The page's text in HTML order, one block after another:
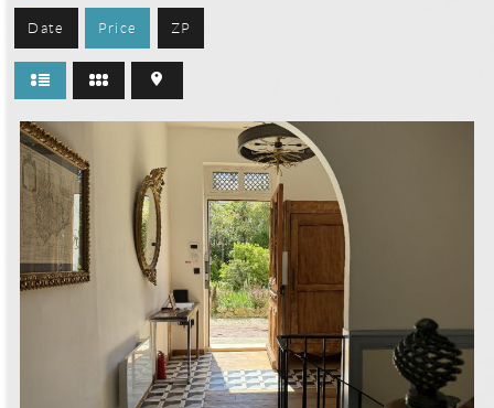
Date Price ZP